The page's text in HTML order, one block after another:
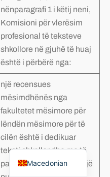
nënparagrafi 1 i këtij neni,
Komisioni për vlerësim
profesional të teksteve
shkollore në gjuhë të huaj
është i përbërë nga:
një recensues
mësimdhënës nga
fakultetet mësimore për
lëndën mësimore për të
cilën është i dedikuar
teksti shkollor dhe me të
paktën dhjetë vite përvojë
Macedonian
Albanian